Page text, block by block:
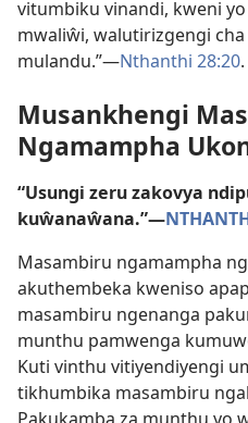
vitumbiku vinandi, kweni
mwaliŵi, walutirizgengi
mulandu.”—Nthanthi 28:20.
Musankhengi
Ngamampha
“Usungi zeru zakovya
kuŵanaŵana.”—
Masambiru ngamampha
akuthembeka kweniso
masambiru ngenanga
munthu pamwenga
Kuti vinthu vitiyendiyengi
tikhumbika masambiru